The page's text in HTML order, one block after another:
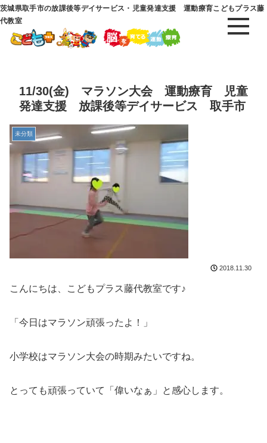
茨城県取手市の放課後等デイサービス・児童発達支援 運動療育こどもプラス藤
代教室
11/30(金) マラソン大会 運動療育 児童
発達支援 放課後等デイサービス 取手市
未分類
2018.11.30
こんにちは、こどもプラス藤代教室です♪
「今日はマラソン頑張ったよ！」
小学校はマラソン大会の時期みたいですね。
とっても頑張っていて「偉いなぁ」と感心します。